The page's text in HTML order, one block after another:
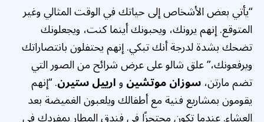
“يأتي بعض الأشخاص إلى حياتك في الوقت المثالي وغير
المتوقع. إنهم يرونك، ويحبونك أينما كنت، ويجعلونك
تضحك بشدة لدرجة أنك تبكي. إنهم يحتفلون بانتصاراتك
ويرفعونك،” علق شالو على عرض شرائح من الصور التي
تضم مارتن،سوزان موتشينوارييل ستيرن. “إنهم
يقومون بمشاريع فنية مع أطفالك ويلعبون الغميضة بعد